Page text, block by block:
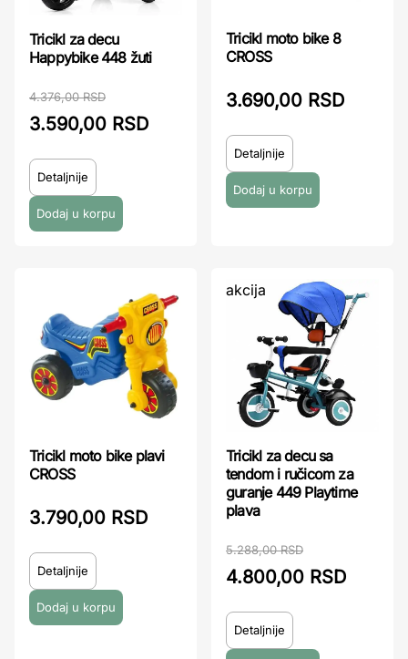
Tricikl za decu
Happybike 448 žuti
4.376,00 RSD
3.590,00 RSD
Detaljnije
Tricikl moto bike 8
CROSS
3.690,00 RSD
Detaljnije
Tricikl moto bike plavi
CROSS
3.790,00 RSD
Detaljnije
akcija
Tricikl za decu sa
tendom i ručicom za
guranje 449 Playtime
plava
5.288,00 RSD
4.800,00 RSD
Detaljnije